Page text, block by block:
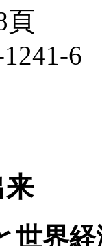
頁
6
来
世界